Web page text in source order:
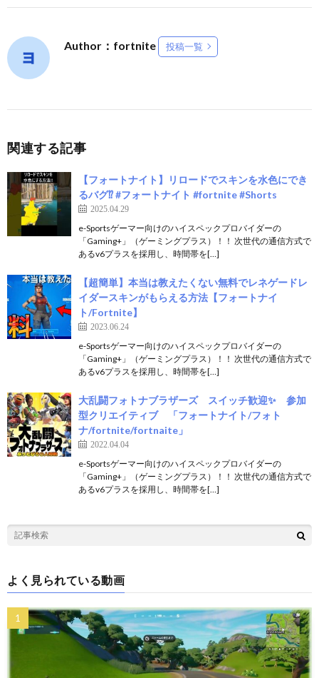
Author：fortnite 投稿一覧
関連する記事
【フォートナイト】リロードでスキンを水色にでき
るバグ⁉ #フォートナイト #fortnite #Shorts
2025.04.29
e-Sportsゲーマー向けのハイスペックプロバイダーの
「Gaming+」（ゲーミングプラス）！！ 次世代の通信方式で
あるv6プラスを採用し、時間帯を[…]
【超簡単】本当は教えたくない無料でレネゲードレ
イダースキンがもらえる方法【フォートナイ
ト/Fortnite】
2023.06.24
e-Sportsゲーマー向けのハイスペックプロバイダーの
「Gaming+」（ゲーミングプラス）！！ 次世代の通信方式で
あるv6プラスを採用し、時間帯を[…]
大乱闘フォトナブラザーズ スイッチ歓迎✨ 参加
型クリエイティブ 「フォートナイト/フォト
ナ/fortnite/fortnaite」
2022.04.04
e-Sportsゲーマー向けのハイスペックプロバイダーの
「Gaming+」（ゲーミングプラス）！！ 次世代の通信方式で
あるv6プラスを採用し、時間帯を[…]
よく見られている動画